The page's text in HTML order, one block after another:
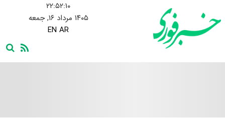
۲۲:۵۲:۱۱
۱۴۰۵ مرداد ۱۶, جمعه
EN AR